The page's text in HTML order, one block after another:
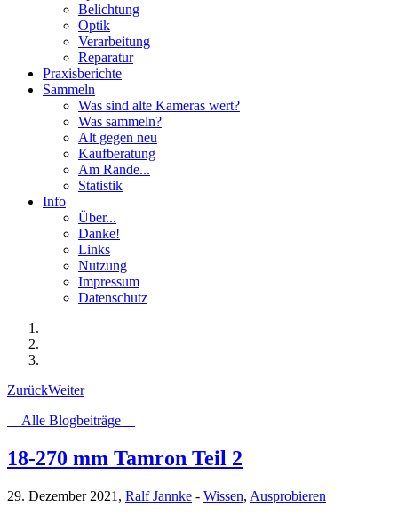
Belichtung
Optik
Verarbeitung
Reparatur
Praxisberichte
Sammeln
Was sind alte Kameras wert?
Was sammeln?
Alt gegen neu
Kaufberatung
Am Rande...
Statistik
Info
Über...
Danke!
Links
Nutzung
Impressum
Datenschutz
ZurückWeiter
Alle Blogbeiträge
18-270 mm Tamron Teil 2
29. Dezember 2021, Ralf Jannke - Wissen, Ausprobieren